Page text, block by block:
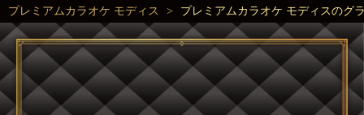
プレミアムカラオケ モディス プレミアムカラオケ モディスのグ